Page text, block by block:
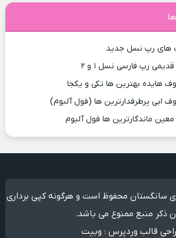
های رپ نسل جدید
سانگستان محفوظ است و هرگونه کپی برداری
ذکر منبع ممنوع می باشد.
قالب وردپرس : وبیت